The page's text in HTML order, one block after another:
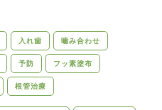
入れ歯 噛み合わせ
予防 フッ素塗布
根管治療